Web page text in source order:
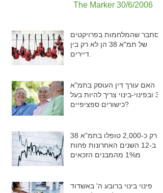
The Marker 30/6/2006
מסתבר שהמלחמות בפרויקטים
של תמ"א 38 הן לא רק בין
האם עורך דין העוסק בתמ"א
38 ובפינוי-בינוי צריך להיות בעל
כישורים ספציפיים?
רק כ-2,000 טופלו בתמ"א 38
ב-12 השנים האחרונות פחות
מ1% מהמבנים הזכאים
פינוי בינוי ברובע ה' באשדוד